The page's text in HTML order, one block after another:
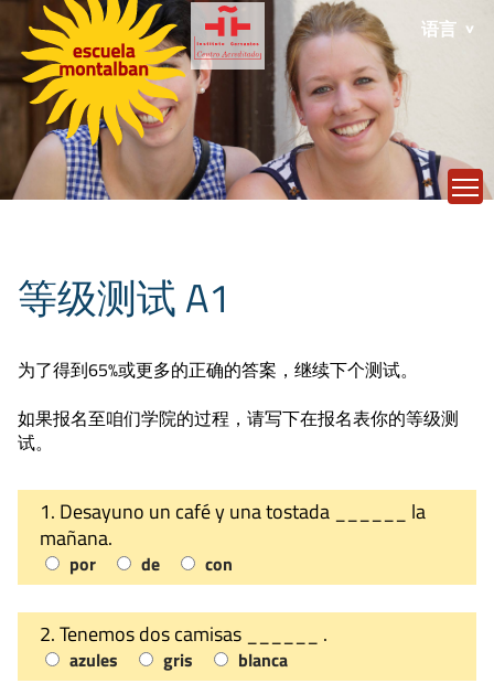
语言
等级测试 A1
为了得到65%或更多的正确的答案，继续下个测试。
如果报名至咱们学院的过程，请写下在报名表你的等级测
试。
1. Desayuno un café y una tostada ______ la
mañana.
por de con
2. Tenemos dos camisas ______ .
azules gris blanca